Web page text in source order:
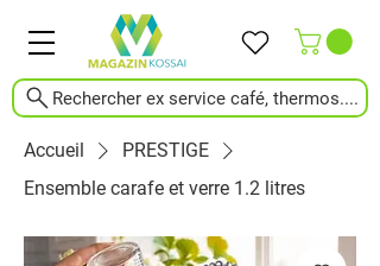
Rechercher ex service café, thermos....
Accueil
PRESTIGE
Ensemble carafe et verre 1.2 litres